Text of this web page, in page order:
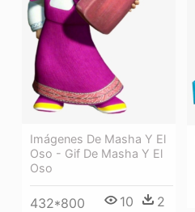
Imágenes De Masha Y El
Oso - Gif De Masha Y El
Oso
432*800 10 2